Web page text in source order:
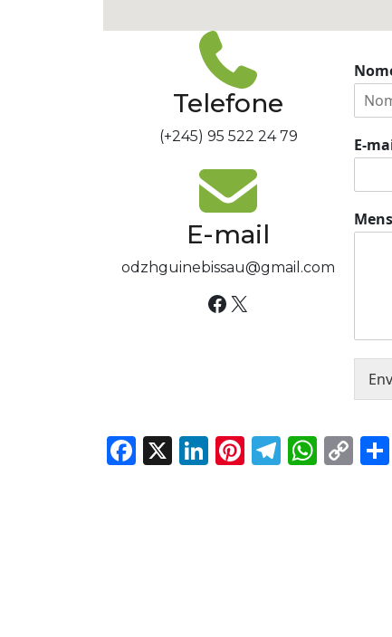
Telefone
(+245) 95 522 24 79
E-mail
odzhguinebissau@gmail.com
Facebook X
o
m
E-
Facebook
X LinkedIn
Pinterest
Telegram